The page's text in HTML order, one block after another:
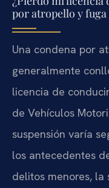
por atropello y
Una condena por
generalmente
licencia de
de Vehículos
suspensión varía
los antecedentes
delitos menores, la